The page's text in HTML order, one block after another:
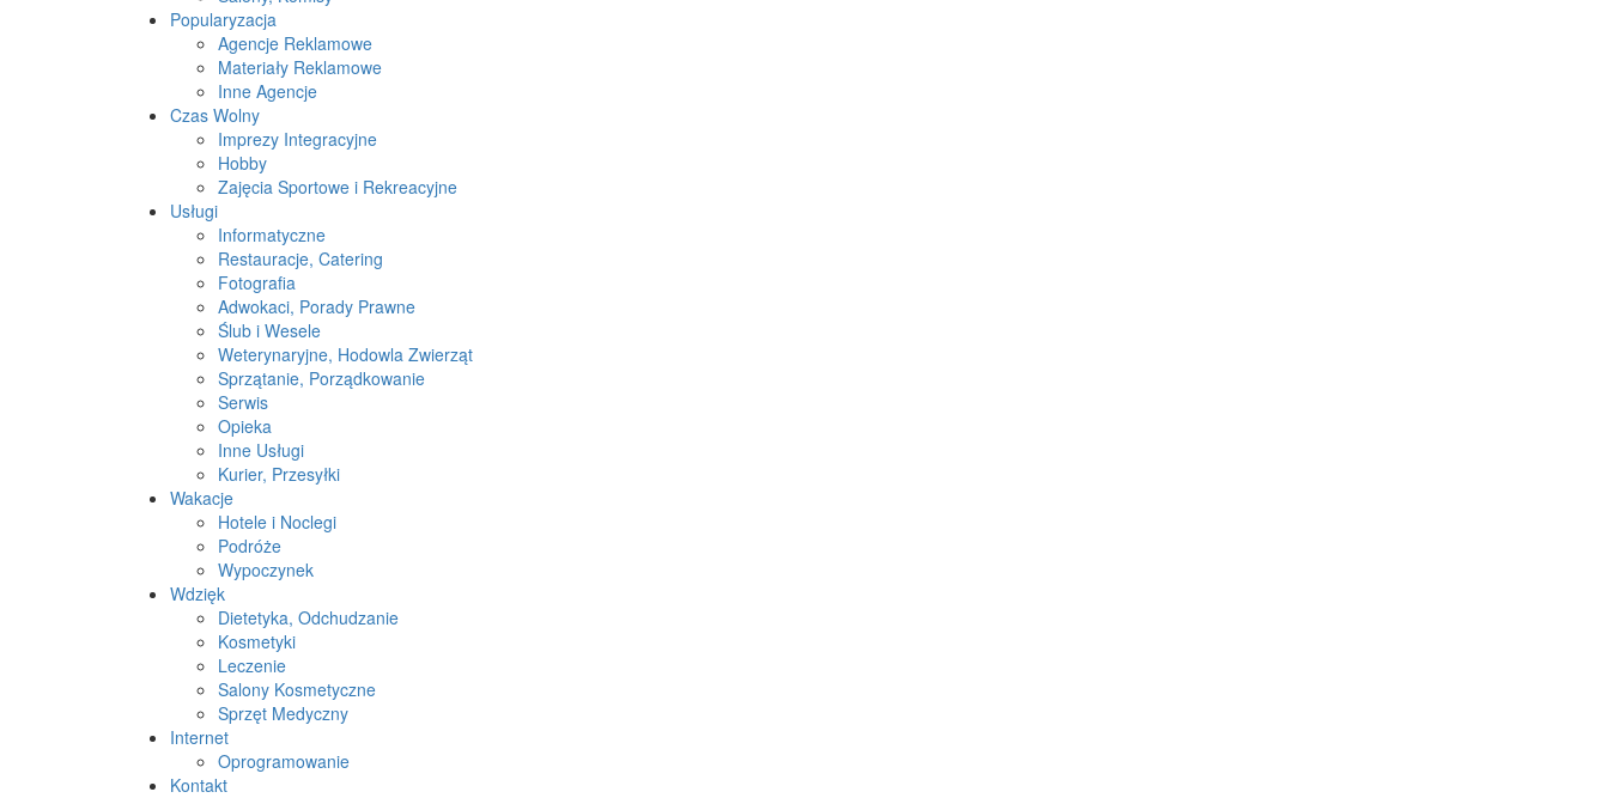
Popularyzacja
Agencje Reklamowe
Materiały Reklamowe
Inne Agencje
Czas Wolny
Imprezy Integracyjne
Hobby
Zajęcia Sportowe i Rekreacyjne
Usługi
Informatyczne
Restauracje, Catering
Fotografia
Adwokaci, Porady Prawne
Ślub i Wesele
Weterynaryjne, Hodowla Zwierząt
Sprzątanie, Porządkowanie
Serwis
Opieka
Inne Usługi
Kurier, Przesyłki
Wakacje
Hotele i Noclegi
Podróże
Wypoczynek
Wdzięk
Dietetyka, Odchudzanie
Kosmetyki
Leczenie
Salony Kosmetyczne
Sprzęt Medyczny
Internet
Oprogramowanie
Kontakt